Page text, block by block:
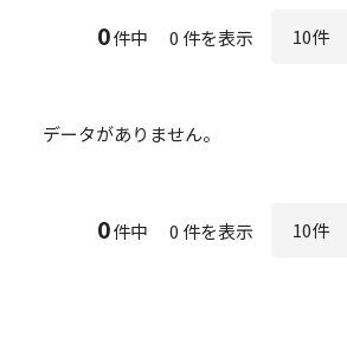
0件中 0 件を表示
データがありません。
0件中 0 件を表示